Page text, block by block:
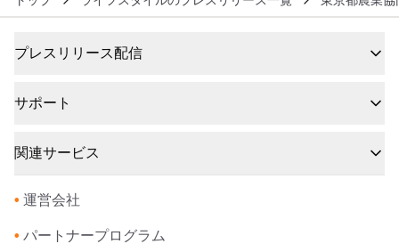
プレスリリース配信
サポート
関連サービス
• 運営会社
• パートナープログラム